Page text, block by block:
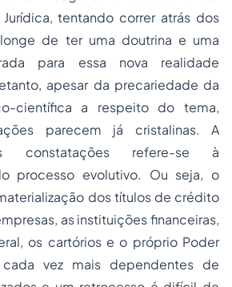
tentando correr atrás dos
de ter uma doutrina e uma
para essa nova realidade
apesar da precariedade da
científica a respeito do tema,
parecem já cristalinas. A
constatações refere-se à
processo evolutivo. Ou seja, o
dos títulos de crédito
as instituições financeiras,
os cartórios e o próprio Poder
cada vez mais dependentes de